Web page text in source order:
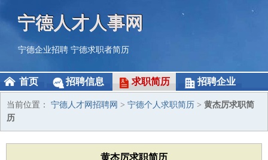
宁德人才人事网
宁德企业招聘 宁德求职者简历
首页 招聘信息 求职简历 招聘企业
当前位置： 宁德人才网招聘网 > 宁德个人求职简历 > 黄杰厉求职简
历
黄杰厉求职简历